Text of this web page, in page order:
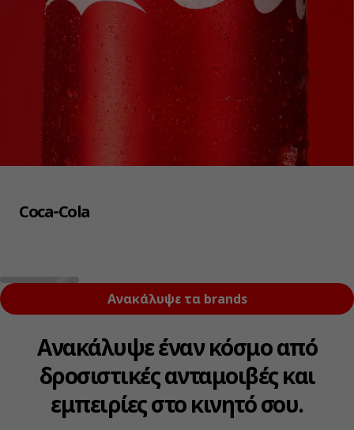
Coca‑Cola
Ανακάλυψε τα brands
Ανακάλυψε έναν κόσμο από
δροσιστικές ανταμοιβές και
εμπειρίες στο κινητό σου.